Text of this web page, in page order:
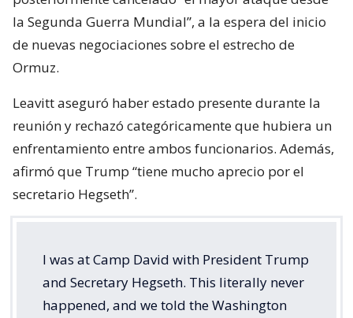
la Segunda Guerra Mundial”, a la espera del inicio
de nuevas negociaciones sobre el estrecho de
Ormuz.
Leavitt aseguró haber estado presente durante la
reunión y rechazó categóricamente que hubiera un
enfrentamiento entre ambos funcionarios. Además,
afirmó que Trump “tiene mucho aprecio por el
secretario Hegseth”.
I was at Camp David with President Trump
and Secretary Hegseth. This literally never
happened, and we told the Washington